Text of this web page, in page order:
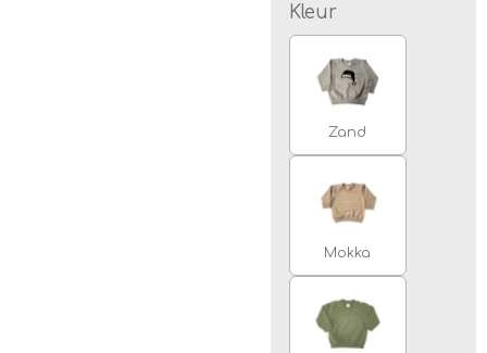
Kleur
Zand
Mokka